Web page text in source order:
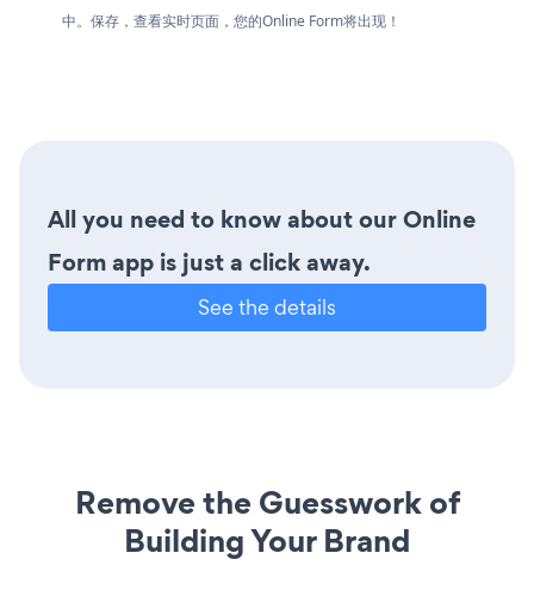
中。保存，查看实时页面，您的Online Form将出现！
All you need to know about our Online
Form app is just a click away.
See the details
Remove the Guesswork of
Building Your Brand